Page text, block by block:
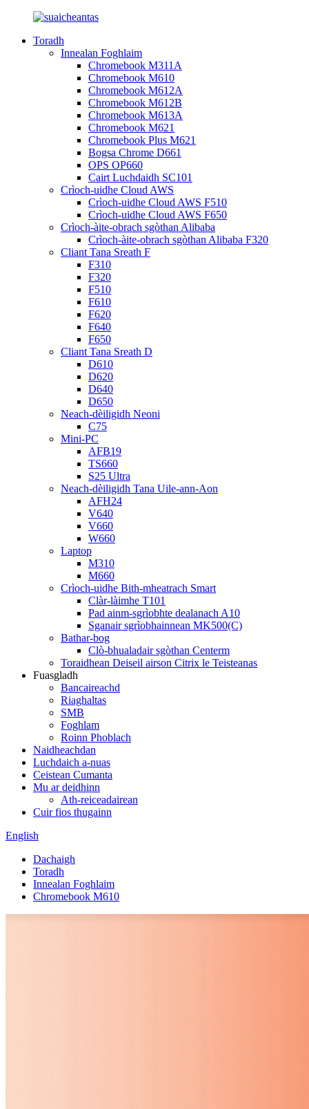
Toradh
Innealan Foghlaim
Chromebook M311A
Chromebook M610
Chromebook M612A
Chromebook M612B
Chromebook M613A
Chromebook M621
Chromebook Plus M621
Bogsa Chrome D661
OPS OP660
Cairt Luchdaidh SC101
Crìoch-uidhe Cloud AWS
Crìoch-uidhe Cloud AWS F510
Crìoch-uidhe Cloud AWS F650
Crìoch-àite-obrach sgòthan Alibaba
Crìoch-àite-obrach sgòthan Alibaba F320
Cliant Tana Sreath F
F310
F320
F510
F610
F620
F640
F650
Cliant Tana Sreath D
D610
D620
D640
D650
Neach-dèiligidh Neoni
C75
Mini-PC
AFB19
TS660
S25 Ultra
Neach-dèiligidh Tana Uile-ann-Aon
AFH24
V640
V660
W660
Laptop
M310
M660
Crìoch-uidhe Bith-mheatrach Smart
Clàr-làimhe T101
Pad ainm-sgrìobhte dealanach A10
Sganair sgrìobhainnean MK500(C)
Bathar-bog
Clò-bhualadair sgòthan Centerm
Toraidhean Deiseil airson Citrix le Teisteanas
Fuasgladh
Bancaireachd
Riaghaltas
SMB
Foghlam
Roinn Phoblach
Naidheachdan
Luchdaich a-nuas
Ceistean Cumanta
Mu ar deidhinn
Ath-reiceadairean
Cuir fios thugainn
English
Dachaigh
Toradh
Innealan Foghlaim
Chromebook M610